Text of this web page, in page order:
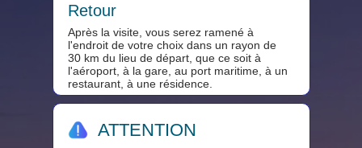
Retour
Après la visite, vous serez ramené à
l'endroit de votre choix dans un rayon de
30 km du lieu de départ, que ce soit à
l'aéroport, à la gare, au port maritime, à un
restaurant, à une résidence.
ATTENTION